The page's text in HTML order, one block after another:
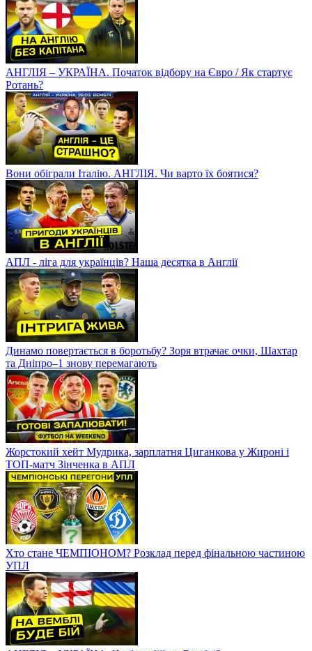
АНГЛІЯ – УКРАЇНА. Початок відбору на Євро / Як стартує
Ротань?
Вони обіграли Італію. АНГЛІЯ. Чи варто їх боятися?
АПЛ - ліга для українців? Наша десятка в Англії
Динамо повертається в боротьбу? Зоря втрачає очки, Шахтар
та Дніпро–1 знову перемагають
Жорстокий хейт Мудрика, зарплатня Циганкова у Жироні і
ТОП-матч Зінченка в АПЛ
Хто стане ЧЕМПІОНОМ? Розклад перед фінальною частиною
УПЛ